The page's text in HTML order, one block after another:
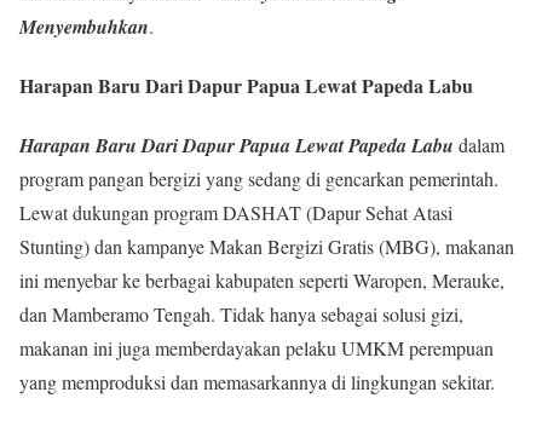
Menyembuhkan.
Harapan Baru Dari Dapur Papua Lewat Papeda Labu
Harapan Baru Dari Dapur Papua Lewat Papeda Labu dalam
program pangan bergizi yang sedang di gencarkan pemerintah.
Lewat dukungan program DASHAT (Dapur Sehat Atasi
Stunting) dan kampanye Makan Bergizi Gratis (MBG), makanan
ini menyebar ke berbagai kabupaten seperti Waropen, Merauke,
dan Mamberamo Tengah. Tidak hanya sebagai solusi gizi,
makanan ini juga memberdayakan pelaku UMKM perempuan
yang memproduksi dan memasarkannya di lingkungan sekitar.